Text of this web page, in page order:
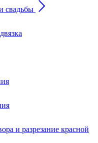
свадьбы
и разрезание красной